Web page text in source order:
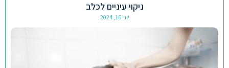
ניקוי עיניים לכלב
יוני 16, 2024